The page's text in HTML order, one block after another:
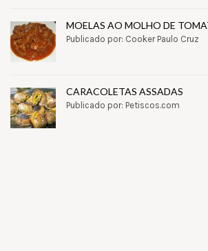
MOELAS AO MOLHO DE
Publicado por: Cooker Paulo Cruz
CARACOLETAS ASSADAS
Publicado por: Petiscos.com